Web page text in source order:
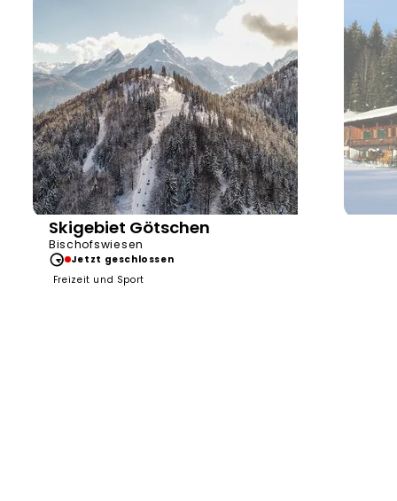
Skigebiet Götschen
Bischofswiesen
Jetzt geschlossen
Freizeit und Sport